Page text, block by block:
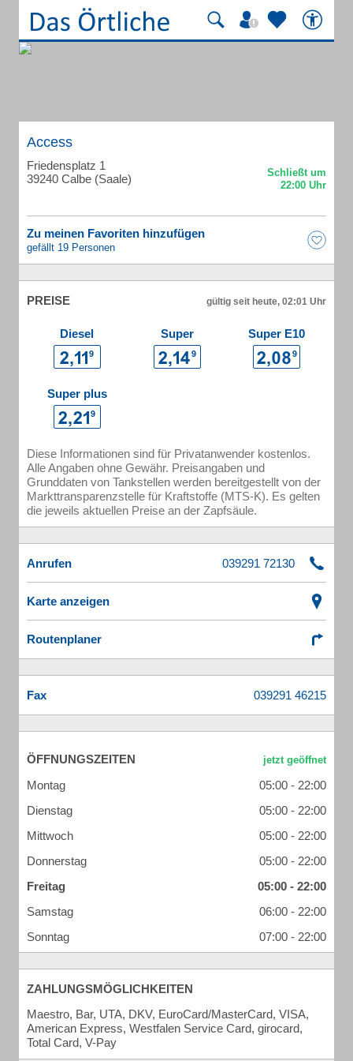
Access
Friedensplatz 1
39240 Calbe (Saale)
Zu meinen Favoriten hinzufügen
gefällt 19 Personen
PREISE gültig seit heute, 02:01 Uhr
Diesel Super Super E10
Super plus
Diese Informationen sind für Privatanwender kostenlos.
Alle Angaben ohne Gewähr. Preisangaben und
Grunddaten von Tankstellen werden bereitgestellt von der
Markttransparenzstelle für Kraftstoffe (MTS-K). Es gelten
die jeweils aktuellen Preise an der Zapfsäule.
Anrufen
Karte anzeigen
Routenplaner
Fax
ÖFFNUNGSZEITEN
Montag
05:00 - 22:00
Dienstag
05:00 - 22:00
Mittwoch
05:00 - 22:00
Donnerstag
05:00 - 22:00
Freitag
05:00 - 22:00
Samstag
06:00 - 22:00
Sonntag
07:00 - 22:00
ZAHLUNGSMÖGLICHKEITEN
Maestro, Bar, UTA, DKV, EuroCard/MasterCard, VISA,
American Express, Westfalen Service Card, girocard,
Total Card, V-Pay